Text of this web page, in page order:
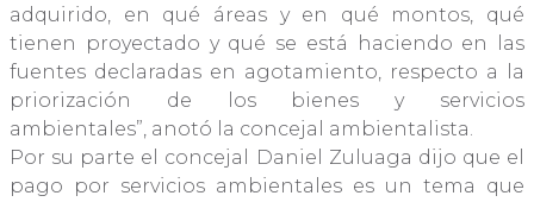
adquirido, en qué áreas y en qué montos, qué
tienen proyectado y qué se está haciendo en las
fuentes declaradas en agotamiento, respecto a la
priorización de los bienes y servicios
ambientales”, anotó la concejal ambientalista.
Por su parte el concejal Daniel Zuluaga dijo que el
pago por servicios ambientales es un tema que